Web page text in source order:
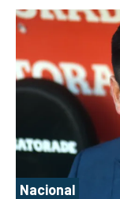
Nacional